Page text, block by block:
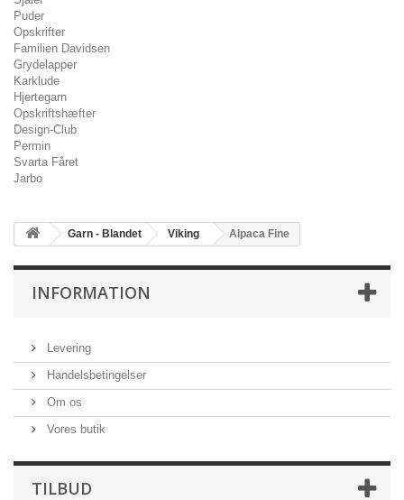
Puder
Opskrifter
Familien Davidsen
Grydelapper
Karklude
Hjertegarn
Opskriftshæfter
Design-Club
Permin
Svarta Fåret
Jarbo
Garn - Blandet Viking Alpaca Fine
INFORMATION
Levering
Handelsbetingelser
Om os
Vores butik
TILBUD